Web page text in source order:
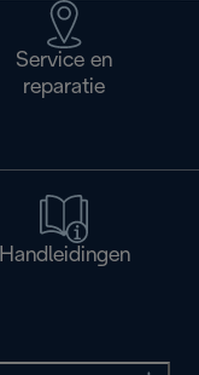
Service en
reparatie
Handleidingen